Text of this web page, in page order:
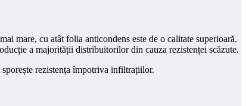
mare, cu atât folia anticondens este de o calitate superioară.
a majorității distribuitorilor din cauza rezistenței scăzute.
rezistența împotriva infiltrațiilor.